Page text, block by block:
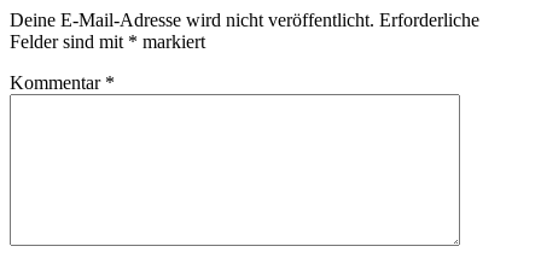
Deine E-Mail-Adresse wird nicht veröffentlicht. Erforderliche
Felder sind mit * markiert
Kommentar *